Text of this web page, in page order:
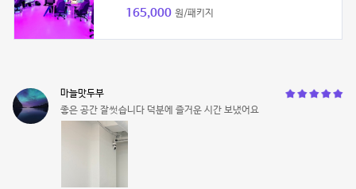
165,000 원/패키지
마늘맛두부
좋은 공간 잘썻습니다 덕분에 즐거운 시간 보냈어요